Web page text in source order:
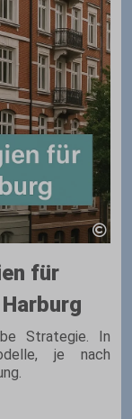
für
Strategie. In
je nach